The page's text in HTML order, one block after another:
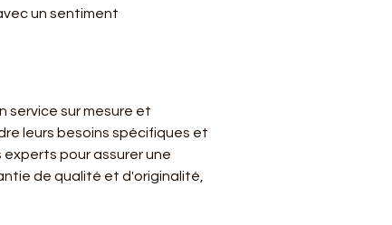
un sentiment
service sur mesure et
leurs besoins spécifiques et
pour assurer une
de qualité et d'originalité,